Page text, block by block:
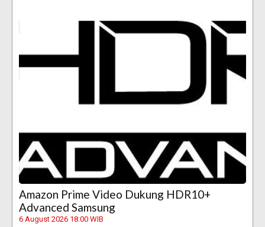
Amazon Prime Video Dukung HDR10+
Advanced Samsung
6 August 2026 18:00 WIB